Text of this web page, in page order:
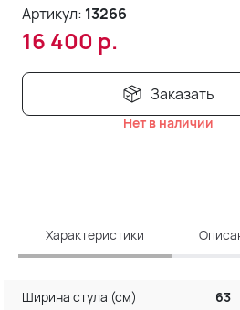
Артикул: 13266
16 400 р.
Заказать
Нет в наличии
Характеристики
Ширина стула (см)
63